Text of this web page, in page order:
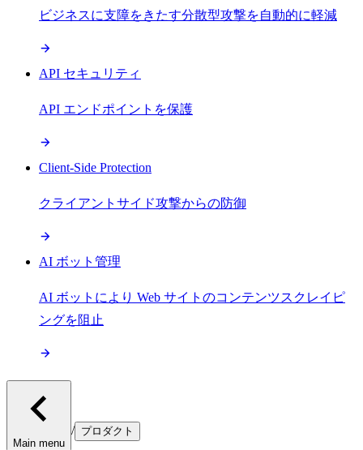
ビジネスに支障をきたす分散型攻撃を自動的に軽減
API セキュリティ
API エンドポイントを保護
Client-Side Protection
クライアントサイド攻撃からの防御
AI ボット管理
AI ボットにより Web サイトのコンテンツスクレイピ
ングを阻止
Main menu
/ プロダクト